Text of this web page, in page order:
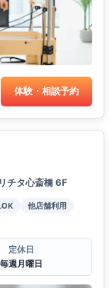
体験・相談予約
チタ心斎橋 6F
他店舗利用
定休日
毎週月曜日